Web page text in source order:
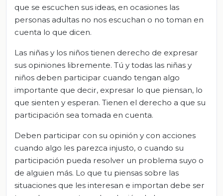
que se escuchen sus ideas, en ocasiones las
personas adultas no nos escuchan o no toman en
cuenta lo que dicen.
Las niñas y los niños tienen derecho de expresar
sus opiniones libremente. Tú y todas las niñas y
niños deben participar cuando tengan algo
importante que decir, expresar lo que piensan, lo
que sienten y esperan. Tienen el derecho a que su
participación sea tomada en cuenta.
Deben participar con su opinión y con acciones
cuando algo les parezca injusto, o cuando su
participación pueda resolver un problema suyo o
de alguien más. Lo que tu piensas sobre las
situaciones que les interesan e importan debe ser